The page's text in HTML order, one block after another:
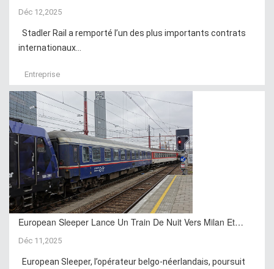
Déc 12,2025
Stadler Rail a remporté l’un des plus importants contrats
internationaux...
Entreprise
European Sleeper Lance Un Train De Nuit Vers Milan Et…
Déc 11,2025
European Sleeper, l’opérateur belgo-néerlandais, poursuit